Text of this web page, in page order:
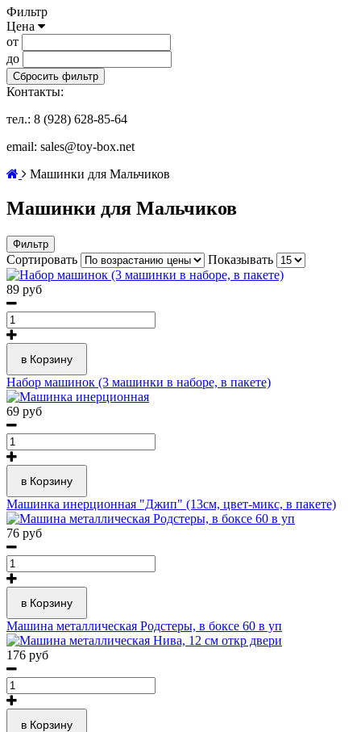
Фильтр
Цена
от
до
Сбросить фильтр
Контакты:
тел.: 8 (928) 628-85-64
email: sales@toy-box.net
Машинки для Мальчиков
Машинки для Мальчиков
Фильтр
Сортировать Показывать
89 руб
в Корзину
Набор машинок (3 машинки в наборе, в пакете)
69 руб
в Корзину
Машинка инерционная "Джип" (13см, цвет-микс, в пакете)
76 руб
в Корзину
Машина металлическая Родстеры, в боксе 60 в уп
176 руб
в Корзину